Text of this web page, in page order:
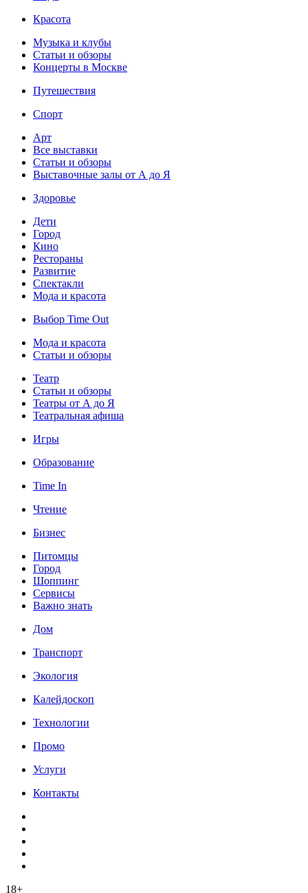
Красота
Музыка и клубы
Статьи и обзоры
Концерты в Москве
Путешествия
Спорт
Арт
Все выставки
Статьи и обзоры
Выставочные залы от А до Я
Здоровье
Дети
Город
Кино
Рестораны
Развитие
Спектакли
Мода и красота
Выбор Time Out
Мода и красота
Статьи и обзоры
Театр
Статьи и обзоры
Театры от А до Я
Театральная афиша
Игры
Образование
Time In
Чтение
Бизнес
Питомцы
Город
Шоппинг
Сервисы
Важно знать
Дом
Транспорт
Экология
Калейдоскоп
Технологии
Промо
Услуги
Контакты
18+